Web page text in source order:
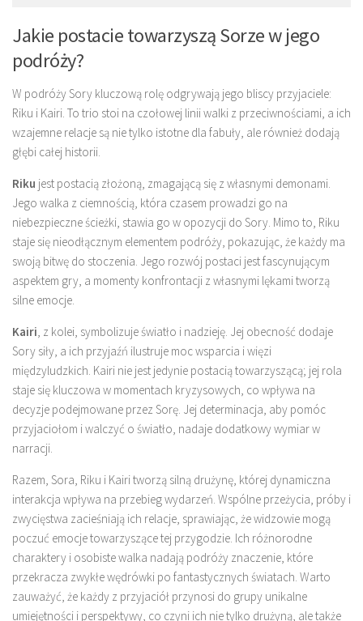
Jakie postacie towarzyszą Sorze w jego
podróży?
W podróży Sory kluczową rolę odgrywają jego bliscy przyjaciele:
Riku i Kairi. To trio stoi na czołowej linii walki z przeciwnościami, a ich
wzajemne relacje są nie tylko istotne dla fabuły, ale również dodają
głębi całej historii.
Riku jest postacią złożoną, zmagającą się z własnymi demonami.
Jego walka z ciemnością, która czasem prowadzi go na
niebezpieczne ścieżki, stawia go w opozycji do Sory. Mimo to, Riku
staje się nieodłącznym elementem podróży, pokazując, że każdy ma
swoją bitwę do stoczenia. Jego rozwój postaci jest fascynującym
aspektem gry, a momenty konfrontacji z własnymi lękami tworzą
silne emocje.
Kairi, z kolei, symbolizuje światło i nadzieję. Jej obecność dodaje
Sory siły, a ich przyjaźń ilustruje moc wsparcia i więzi
międzyludzkich. Kairi nie jest jedynie postacią towarzyszącą; jej rola
staje się kluczowa w momentach kryzysowych, co wpływa na
decyzje podejmowane przez Sorę. Jej determinacja, aby pomóc
przyjaciołom i walczyć o światło, nadaje dodatkowy wymiar w
narracji.
Razem, Sora, Riku i Kairi tworzą silną drużynę, której dynamiczna
interakcja wpływa na przebieg wydarzeń. Wspólne przeżycia, próby i
zwycięstwa zacieśniają ich relacje, sprawiając, że widzowie mogą
poczuć emocje towarzyszące tej przygodzie. Ich różnorodne
charaktery i osobiste walka nadają podróży znaczenie, które
przekracza zwykłe wędrówki po fantastycznych światach. Warto
zauważyć, że każdy z przyjaciół przynosi do grupy unikalne
umiejętności i perspektywy, co czyni ich nie tylko drużyną, ale także